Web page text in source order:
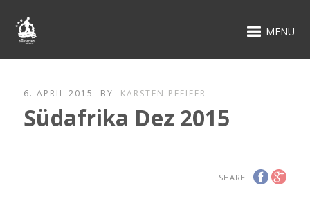
MENU
6. APRIL 2015 BY KARSTEN PFEIFER
Südafrika Dez 2015
SHARE